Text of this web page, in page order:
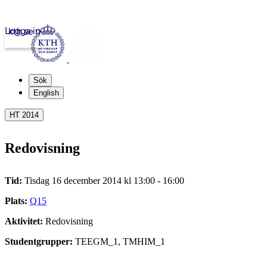
kth.se
Logga in
Sök
English
HT 2014
Redovisning
Tid: Tisdag 16 december 2014 kl 13:00 - 16:00
Plats: Q15
Aktivitet: Redovisning
Studentgrupper: TEEGM_1, TMHIM_1